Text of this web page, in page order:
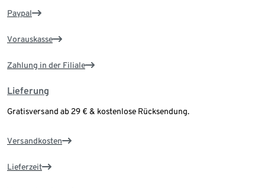
Paypal
Vorauskasse
Zahlung in der Filiale
Lieferung
Gratisversand ab 29 € & kostenlose Rücksendung.
Versandkosten
Lieferzeit